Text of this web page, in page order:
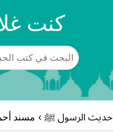
كنت
حديث الرسول ﷺ › مسند